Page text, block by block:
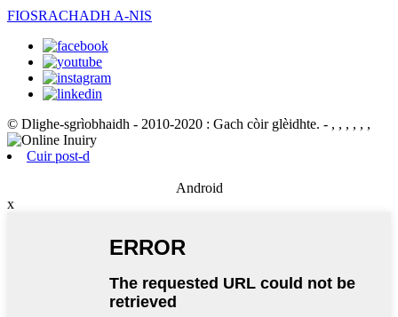
FIOSRACHADH A-NIS
© Dlighe-sgrìobhaidh - 2010-2020 : Gach còir glèidhte. - , , , , , ,
Cuir post-d
Android
x